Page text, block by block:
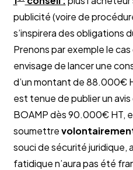
publicité (voire de
s’inspirera des obligations
Prenons par exemple le cas
envisage de lancer une
d’un montant de 88.000€
est tenue de publier un
BOAMP dès 90.000€ HT,
soumettre
souci de sécurité juridique,
fatidique n’aura pas été